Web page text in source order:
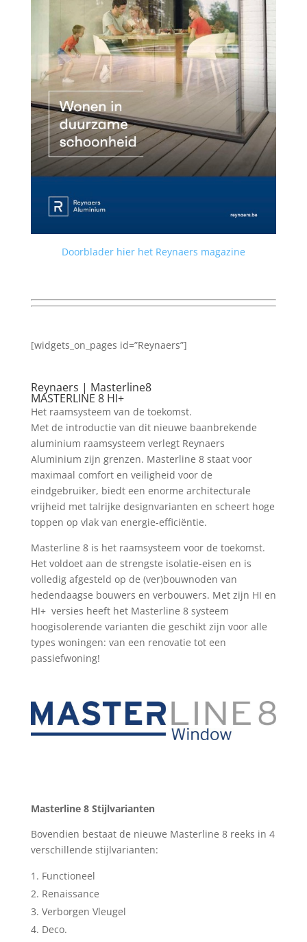
Doorblader hier het Reynaers magazine
[widgets_on_pages id=”Reynaers”]
Reynaers | Masterline8
MASTERLINE 8 HI+
Het raamsysteem van de toekomst.
Met de introductie van dit nieuwe baanbrekende
aluminium raamsysteem verlegt Reynaers
Aluminium zijn grenzen. Masterline 8 staat voor
maximaal comfort en veiligheid voor de
eindgebruiker, biedt een enorme architecturale
vrijheid met talrijke designvarianten en scheert hoge
toppen op vlak van energie-efficiëntie.
Masterline 8 is het raamsysteem voor de toekomst.
Het voldoet aan de strengste isolatie-eisen en is
volledig afgesteld op de (ver)bouwnoden van
hedendaagse bouwers en verbouwers. Met zijn HI en
HI+ versies heeft het Masterline 8 systeem
hoogisolerende varianten die geschikt zijn voor alle
types woningen: van een renovatie tot een
passiefwoning!
Masterline 8 Stijlvarianten
Bovendien bestaat de nieuwe Masterline 8 reeks in 4
verschillende stijlvarianten:
Functioneel
Renaissance
Verborgen Vleugel
Deco.